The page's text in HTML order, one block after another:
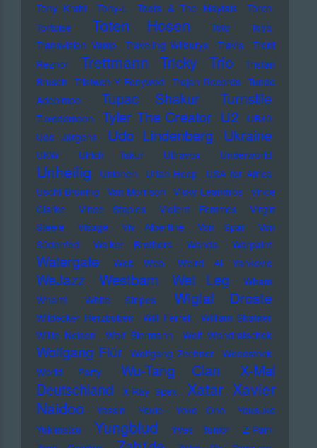
Tony Krahl
Tony-L Toots & The Maytals
Torch
Tortoise
Toten Hosen Toto
Toya
Transvision Vamp
Traveling Wilburys Travis
Trent
Reznor
Trettmann Tricky Trio
Tristan
Brusch Tristwch Y Fenywod Trojan Records Tunde
Adebimpe
Tupac Shakur Turnstile
Tuxedomoon Tyler The Creator U2
UB40
Udo Jürgens
Udo Lindenberg Ukraine
UKW Ulrich Tukur Ultravox Underworld
Unheilig Unionen Uriah Heep
USA for Africa
Uschi Brüning Van Morrison Vicky Leandros Vince
Clarke
Vince Staples Violent Femmes
Virgin
Steele
Visage Viv Albertine Von Spar
Von
Südenfed
Walker Brothers Wanda Warpaint
Watergate Web Web Weird Al Yankovic
WeJazz Westbam Wet Leg
Wham
Wham!
White Stripes Wiglaf Droste
Wildecker Herzbuben Will Ferrell
William Shatner
Willie Nelson
Wolf Biermann Wolf Wondratschek
Wolfgang Flür Wolfgang Zechner
Woodstock
World Party
Wu-Tang Clan
X-Mal
Deutschland
X-Ray Spex Xatar Xavier
Naidoo
Yassin Yeule Yoko Ono
Yousuke
Yukimatsu
Yungblud Yves Tumor
Z-Pain